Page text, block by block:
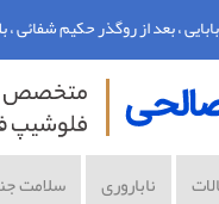
، بعد از روگذر حکیم شفائی ،
ناباروری سلامت